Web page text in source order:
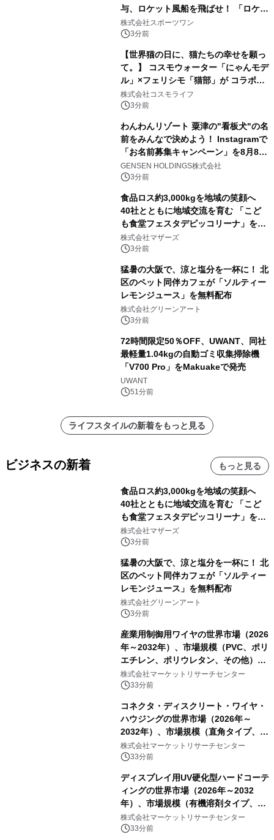
与、ロケット風船を飛ばせ！ 「ロケッ
トマラソン2026」開催
株式会社スポーツワン
3分前
【世界猫の日に、猫たちの幸せを願っ
て。】 コスモウォーター「にゃんモデ
ル」×フェリシモ「猫部」が コラボキ
ャンペーンを実施
株式会社コスモライフ
3分前
わんわんリゾート 粟津の"看板犬"の名
前をみんなで決めよう！ Instagramで
「お名前募集キャンペーン」を8月8日
(土)より開催
GENSEN HOLDINGS株式会社
3分前
食品ロス約3,000kgを地域の笑顔へ
40社とともに地域交流を育む 「こど
も食堂フェスタデピッコリーナ」を9
月5日(土)開催
株式会社マザーズ
3分前
猛暑の大阪で、涼と塩分を一杯に！ 北
区のペット同伴カフェが「ソルティー
レモンジュース」を無料配布
株式会社グリーンアート
3分前
72時間限定50％OFF、UWANT、同社
最軽量1.04kgの自動ゴミ収集掃除機
「V700 Pro」をMakuakeで発売
UWANT
51分前
ライフスタイルの新着をもっと見る
ビジネスの新着 もっと見る
食品ロス約3,000kgを地域の笑顔へ
40社とともに地域交流を育む 「こど
も食堂フェスタデピッコリーナ」を9
月5日(土)開催
株式会社マザーズ
3分前
猛暑の大阪で、涼と塩分を一杯に！ 北
区のペット同伴カフェが「ソルティー
レモンジュース」を無料配布
株式会社グリーンアート
3分前
産業用制御用ワイヤの世界市場（2026
年～2032年）、市場規模（PVC、ポリ
エチレン、ポリウレタン、その他）・
分析レポートを発表
株式会社マーケットリサーチセンター
33分前
コネクタ・ディスクリート・ワイヤ・
ハウジングの世界市場（2026年～
2032年）、市場規模（直角タイプ、T
型、Y型）・分析レポートを発表
株式会社マーケットリサーチセンター
33分前
ディスプレイ用UV硬化型ハードコーテ
ィングの世界市場（2026年～2032
年）、市場規模（有機溶剤タイプ、無
機溶剤タイプ、その他）・分析レポー
トを発表
株式会社マーケットリサーチセンター
33分前